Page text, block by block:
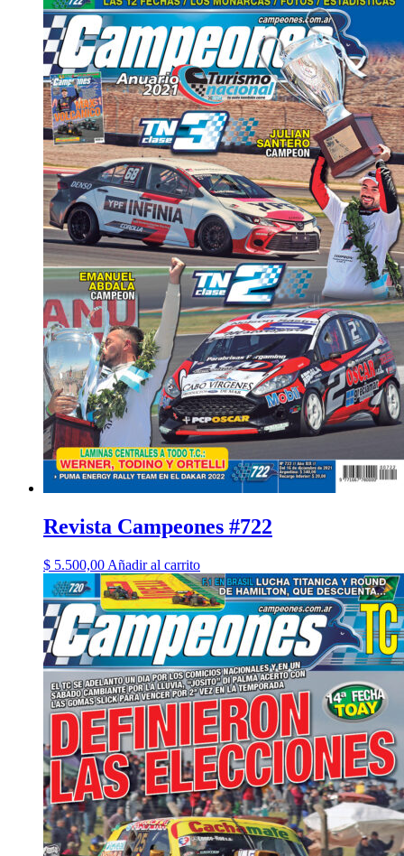
Revista Campeones #722
$ 5.500,00 Añadir al carrito